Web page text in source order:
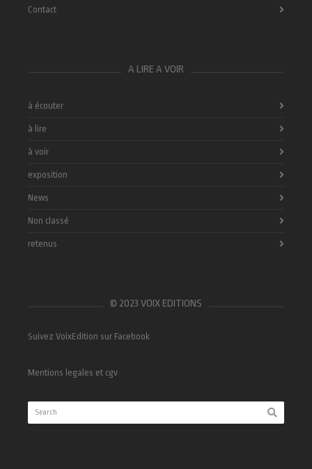
Contact
A LIRE A VOIR
à écouter
à lire
à voir
exposition
News
Non classé
retenus
© 2023 VOIX EDITIONS
Suivez VoixEdition sur Facebook
Mentions legales et cgv